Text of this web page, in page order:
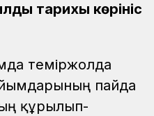
тарихы көрініс
теміржолда
пайда
құрылып-